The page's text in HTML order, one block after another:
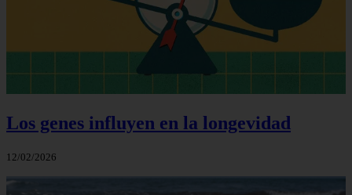
Los genes influyen en la longevidad
12/02/2026